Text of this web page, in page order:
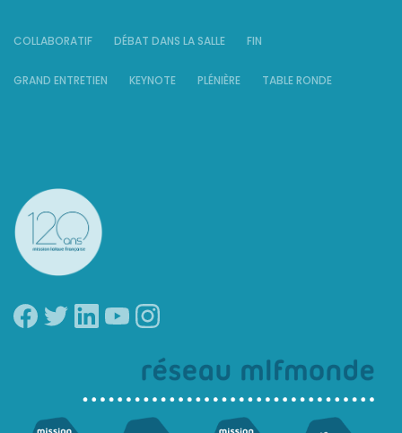
COLLABORATIF DÉBAT DANS LA SALLE FIN
GRAND ENTRETIEN KEYNOTE PLÉNIÈRE TABLE RONDE